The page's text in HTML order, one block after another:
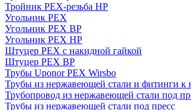
Тройник PEX-резьба НР
Угольник PEX
Угольник PEX ВР
Угольник PEX НР
Штуцер PEX c накидной гайкой
Штуцер PEX ВР
Трубы Uponor PEX Wirsbo
Трубы из нержавеющей стали и фитинги к
Трубопровод из нержавеющей стали под
Трубы из нержавеющей стали под пресс